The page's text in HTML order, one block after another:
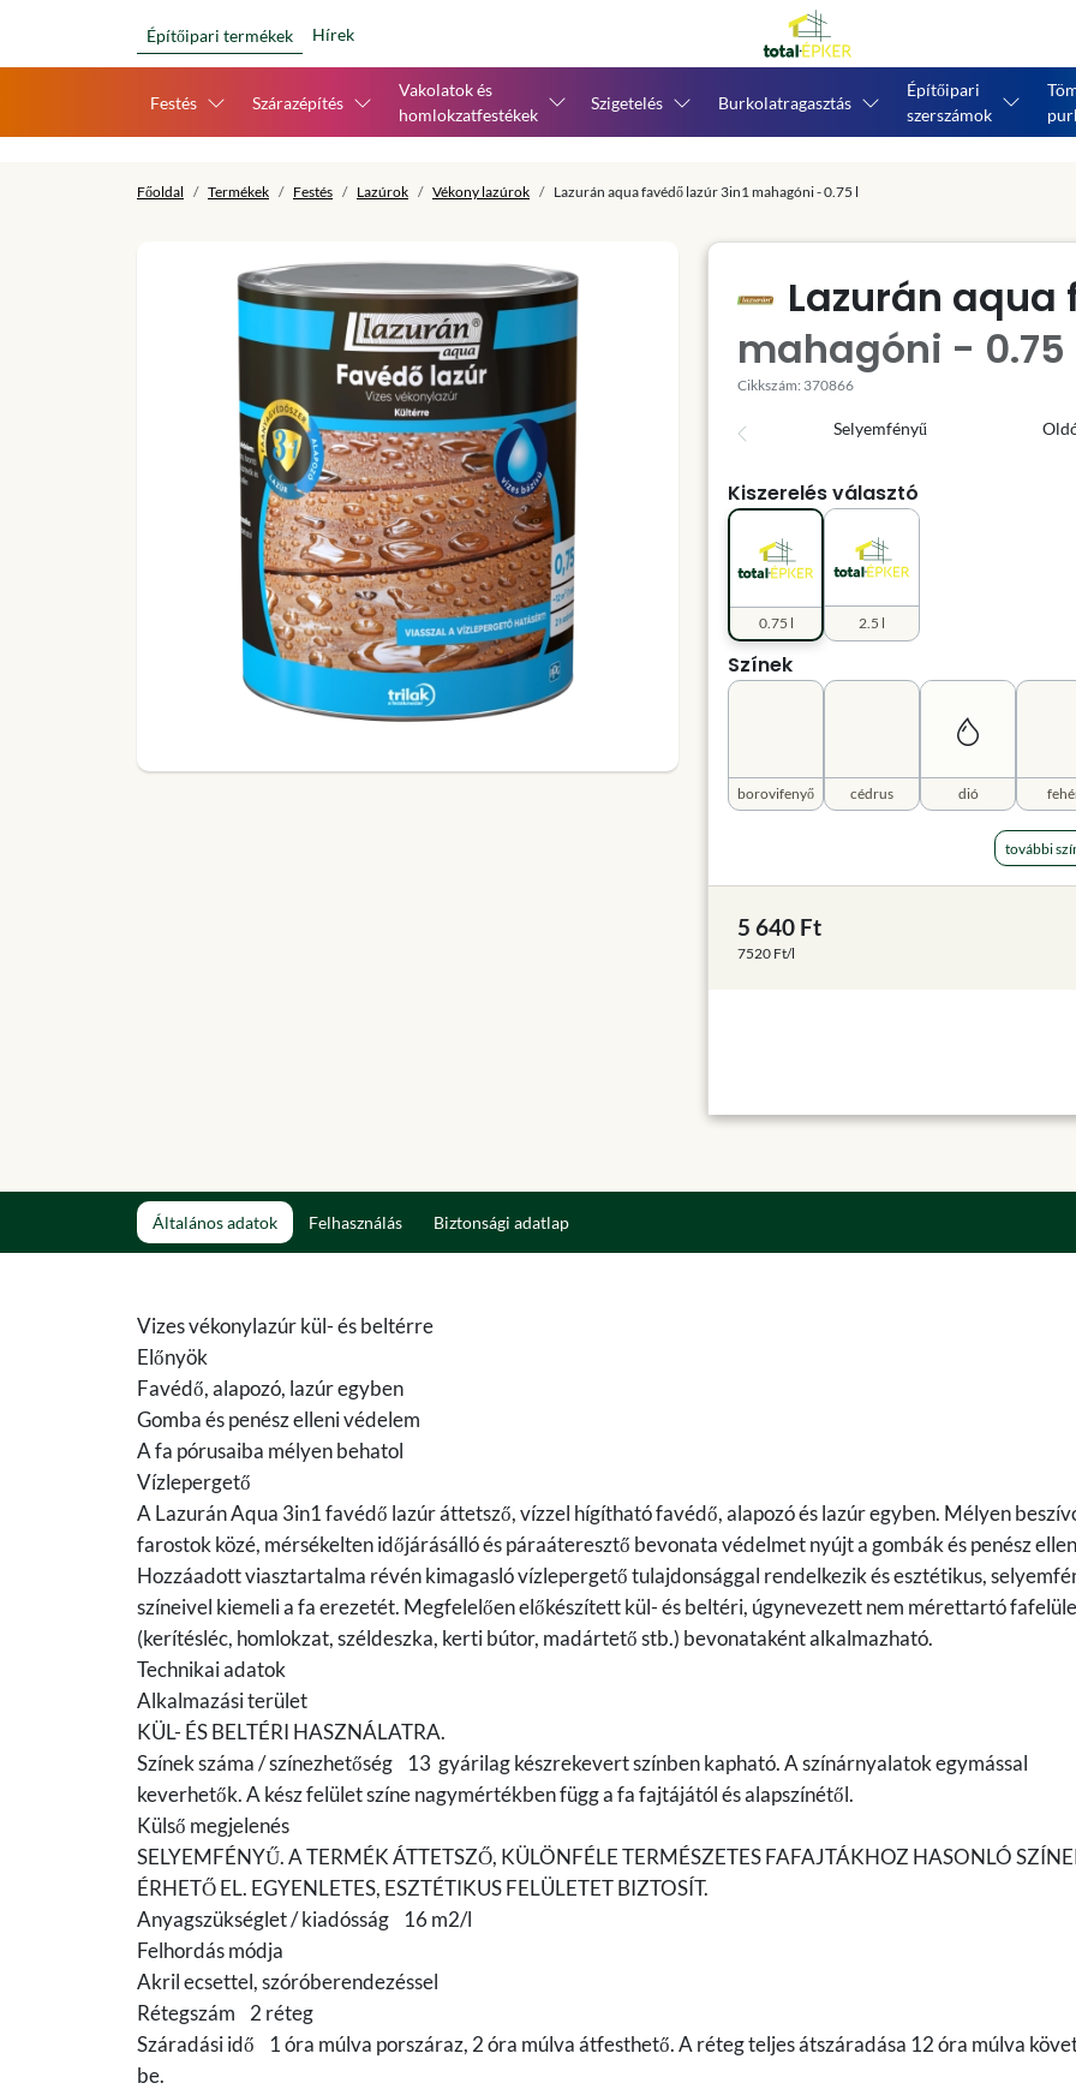
Építőipari termékek Hírek
Festés Szárazépítés
Vakolatok és
homlokzatfestékek
Szigetelés Burkolatragasztás
Építőipari
szerszámok
Főoldal Termékek Festés Lazúrok Vékony lazúrok Lazurán aqua favédő lazúr 3in1 mahagóni - 0.75 l
Lazurán aqua
mahagóni - 0.75
Cikkszám: 370866
Selyemfényű
Kiszerelés választó
0.75 l 2.5 l
Színek
borovifenyő cédrus dió
további
5 640 Ft
7520 Ft/l
Általános adatok Felhasználás Biztonsági adatlap
Vizes vékonylazúr kül- és beltérre
Előnyök
Favédő, alapozó, lazúr egyben
Gomba és penész elleni védelem
A fa pórusaiba mélyen behatol
Vízlepergető
A Lazurán Aqua 3in1 favédő lazúr áttetsző, vízzel hígítható favédő, alapozó és lazúr egyben. Mélyen
farostok közé, mérsékelten időjárásálló és páraáteresztő bevonata védelmet nyújt a gombák és penész
Hozzáadott viasztartalma révén kimagasló vízlepergető tulajdonsággal rendelkezik és esztétikus,
színeivel kiemeli a fa erezetét. Megfelelően előkészített kül- és beltéri, úgynevezett nem mérettartó
(kerítésléc, homlokzat, széldeszka, kerti bútor, madártető stb.) bevonataként alkalmazható.
Technikai adatok
Alkalmazási terület
KÜL- ÉS BELTÉRI HASZNÁLATRA.
Színek száma / színezhetőség 13 gyárilag készrekevert színben kapható. A színárnyalatok egymással
keverhetők. A kész felület színe nagymértékben függ a fa fajtájától és alapszínétől.
Külső megjelenés
SELYEMFÉNYŰ. A TERMÉK ÁTTETSZŐ, KÜLÖNFÉLE TERMÉSZETES FAFAJTÁKHOZ HASONLÓ
ÉRHETŐ EL. EGYENLETES, ESZTÉTIKUS FELÜLETET BIZTOSÍT.
Anyagszükséglet / kiadósság 16 m2/l
Felhordás módja
Akril ecsettel, szóróberendezéssel
Rétegszám 2 réteg
Száradási idő 1 óra múlva porszáraz, 2 óra múlva átfesthető. A réteg teljes átszáradása 12 óra múlva
be.